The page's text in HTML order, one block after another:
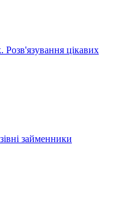
цікавих
займенники